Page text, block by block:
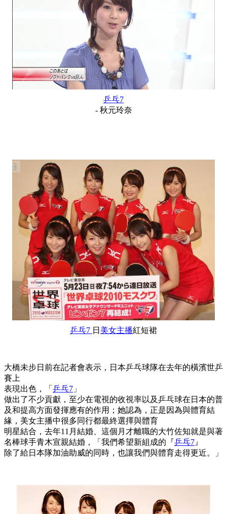
乒乓7
- 秋元玲奈
乒乓7 日 美女主播紅短裙
大橋未步日前在記者會表示，日本乒乓球隊在去年的橫濱世乒
賽上
表現出色，「 乒乓7 」
做出了不少貢獻，至少在電視的收視率以及乒乓球在日本的普
及和提高方面發揮應有的作用；她認為，正是因為與體育結
緣，美女主播中很多同行都最終選擇與體育
明星結合，去年11月結婚、這個月才離職的大竹佐知就是與著
名棒球手青木宣親結婚，「我們希望新組成的『乒乓7 』
除了給日本隊加油助威的同時，也讓我們與體育走得更近。」